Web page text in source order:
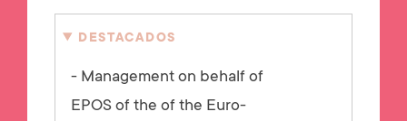
DESTACADOS
- Management on behalf of
EPOS of the of the Euro-